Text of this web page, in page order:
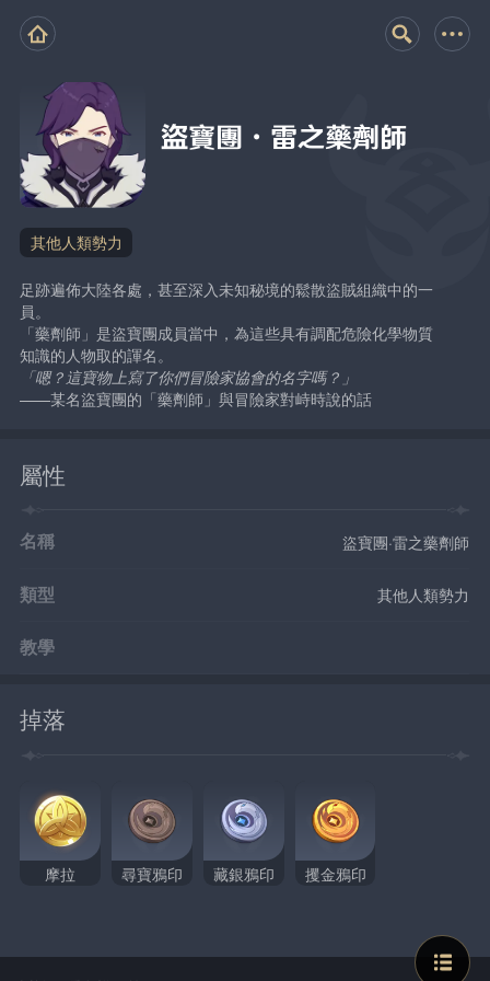
盜寶團·雷之藥劑師
其他人類勢力
足跡遍佈大陸各處，甚至深入未知秘境的鬆散盜賊組織中的一
員。
「藥劑師」是盜寶團成員當中，為這些具有調配危險化學物質
知識的人物取的諢名。
「嗯？這寶物上寫了你們冒險家協會的名字嗎？」
——某名盜寶團的「藥劑師」與冒險家對峙時說的話
屬性
名稱 盜寶團·雷之藥劑師
類型 其他人類勢力
教學
掉落
摩拉 尋寶鴉印 藏銀鴉印 攫金鴉印